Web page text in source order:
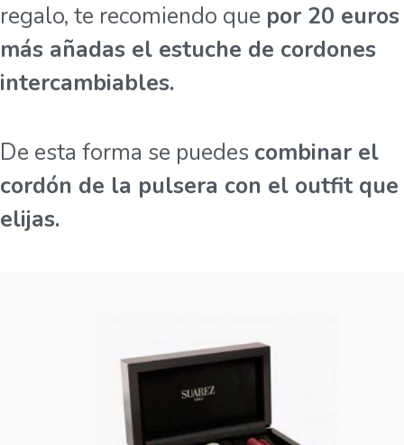
regalo, te recomiendo que por 20 euros
más añadas el estuche de cordones
intercambiables.
De esta forma se puedes combinar el
cordón de la pulsera con el outfit que
elijas.